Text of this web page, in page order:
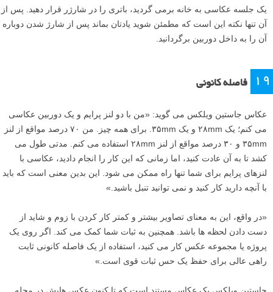
یک جلسه عکاسی به خانه برمی گردید، باتری را در شارژر قرار دهید. پس از
آن تنها نکته این است که مطمئن شوید یادتان بماند پس از شارژ شدن دوباره
آن را به داخل دوربین برگردانید.
۱۹ فاصله کانونی
عکاس جاستین ویلکس می گوید: «من با دو لنز پرایم و یک دوربین عکاسی
می کنم؛ یک ۲۸mm و یک ۳۵mm. برای همه چیز. من ۷۰ درصد مواقع از لنز
۳۵mm و ۳۰ درصد مواقع از لنز ۲۸mm استفاده می کنم. مدتی طول می
کشد تا به آن عادت کنید، اما زمانی که این کار را انجام دادید، عکاسی با
لنزهای پرایم برای شما تنها راه ممکن می شود. این بدین معنی است که باید
با آنچه دارید کار کنید و نمی توانید تنبل باشید.»
«در واقع، این به معنای تصاویر بیشتر و کمتر کار کردن با زوم و شاید از
دست دادن لحظه ها باشد. همچنین به ثبات شما کمک می کند. اگر روی یک
پروژه یا مجموعه عکس کار می کنید، استفاده از یک فاصله کانونی ثابت
راهی عالی برای حفظ یک حس ثبات قوی است.»
جاستین ویلکس یک عکاس مستند است که تا کنون عکس هایش در مجله